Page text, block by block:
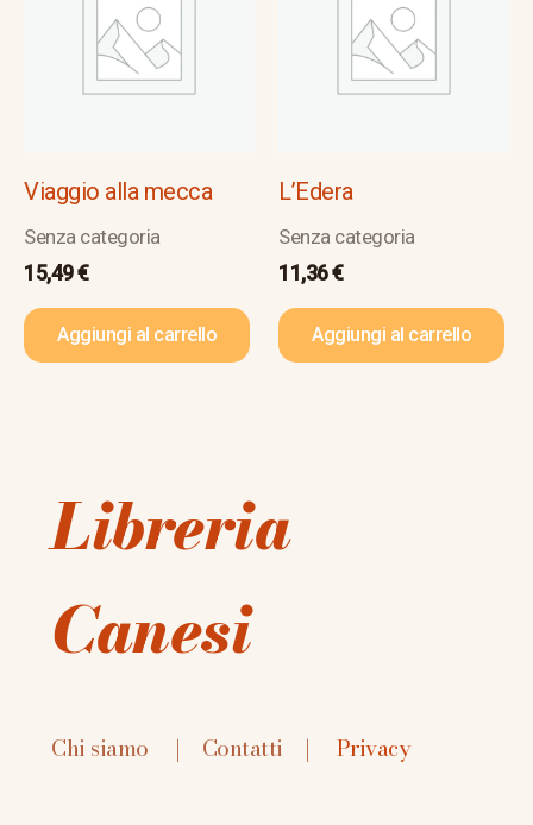
Viaggio alla mecca
Senza categoria
15,49€
Aggiungi al carrello
L’Edera
Senza categoria
11,36€
Aggiungi al carrello
Libreria
Canesi
Chi siamo | Contatti | Privacy